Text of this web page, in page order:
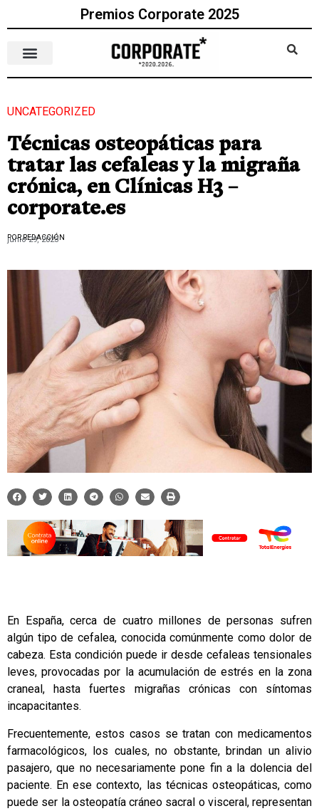
Premios Corporate 2025
UNCATEGORIZED
Técnicas osteopáticas para
tratar las cefaleas y la migraña
crónica, en Clínicas H3 –
corporate.es
POR REDACCIÓN
junio 29, 2023
En España, cerca de cuatro millones de personas sufren
algún tipo de cefalea, conocida comúnmente como dolor de
cabeza. Esta condición puede ir desde cefaleas tensionales
leves, provocadas por la acumulación de estrés en la zona
craneal, hasta fuertes migrañas crónicas con síntomas
incapacitantes.
Frecuentemente, estos casos se tratan con medicamentos
farmacológicos, los cuales, no obstante, brindan un alivio
pasajero, que no necesariamente pone fin a la dolencia del
paciente. En ese contexto, las técnicas osteopáticas, como
puede ser la osteopatía cráneo sacral o visceral, representan